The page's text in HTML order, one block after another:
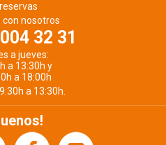
con nosotros
32 31
a jueves:
a 13:30h y
a 18:00h
a 13:30h.